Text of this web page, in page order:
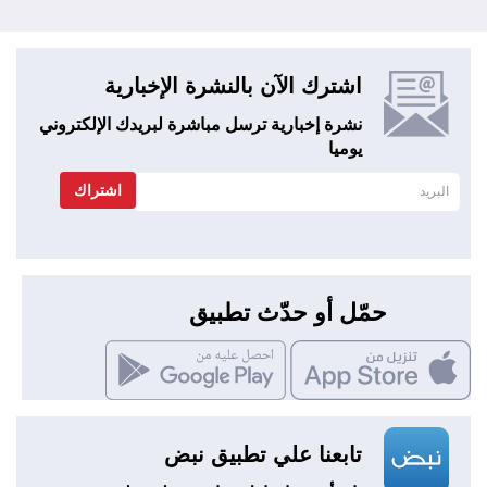
اشترك الآن بالنشرة الإخبارية
نشرة إخبارية ترسل مباشرة لبريدك الإلكتروني
يوميا
اشتراك
حمّل أو حدّث تطبيق
تابعنا علي تطبيق نبض